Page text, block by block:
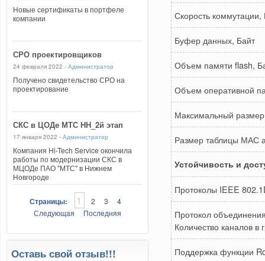
Новые сертификаты в портфеле
компании
СРО проектировщиков
24 февраля 2022 - Администратор
Получено свидетельство СРО на
проектирование
СКС в ЦОДе МТС НН_2й этап
17 января 2022 - Администратор
Компания Hi-Tech Service окончила
работы по модернизации СКС в
МЦОДе ПАО "МТС" в Нижнем
Новгороде
Страницы: 1 2 3
4
Следующая
Последняя
Оставь свой отзыв!!!
Скорость
Буфер данных, Байт
Объем памяти flash,
Объем оперативной
Максимальный
Размер таблицы МАС
Устойчивость и
Протоколы IEEE
Протокол
Количество каналов в
Поддержка функции